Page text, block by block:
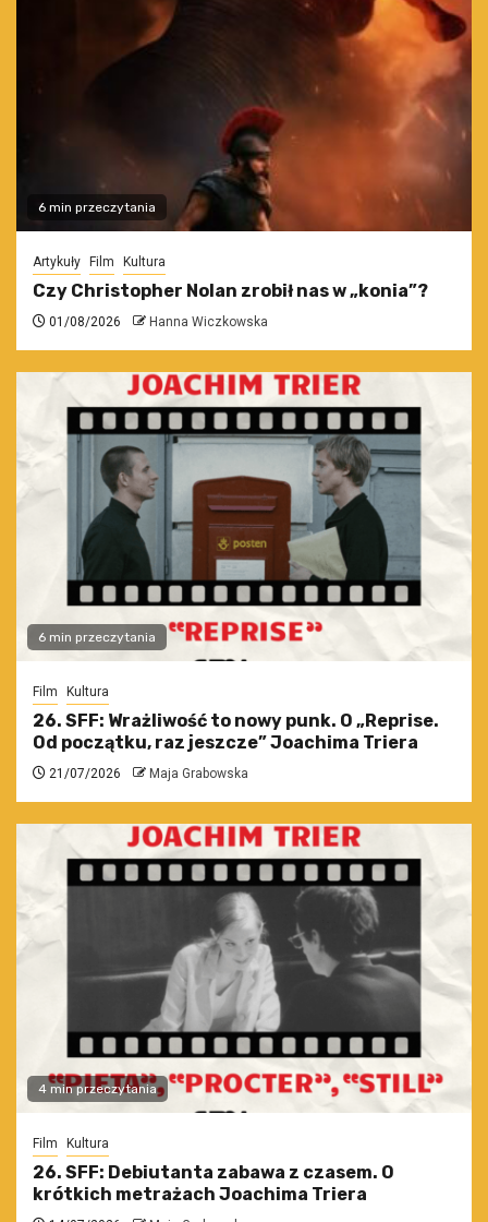
6 min przeczytania
Artykuły Film Kultura
Czy Christopher Nolan zrobił nas w „konia”?
01/08/2026 Hanna Wiczkowska
6 min przeczytania
Film Kultura
26. SFF: Wrażliwość to nowy punk. O „Reprise.
Od początku, raz jeszcze” Joachima Triera
21/07/2026 Maja Grabowska
4 min przeczytania
Film Kultura
26. SFF: Debiutanta zabawa z czasem. O
krótkich metrażach Joachima Triera